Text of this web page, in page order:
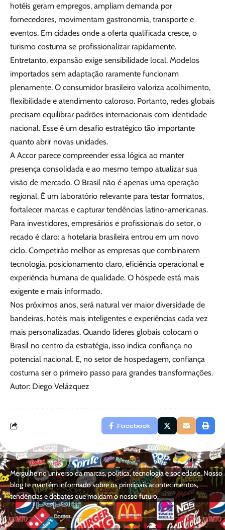
hotéis geram empregos, ampliam demanda por
fornecedores, movimentam gastronomia, transporte e
eventos. Em cidades onde a oferta qualificada cresce, o
turismo costuma se profissionalizar rapidamente.
Entretanto, expansão exige sensibilidade local. Modelos
importados sem adaptação raramente funcionam
plenamente. O consumidor brasileiro valoriza acolhimento,
flexibilidade e atendimento caloroso. Portanto, redes globais
precisam equilibrar padrões internacionais com identidade
nacional. Esse é um desafio estratégico tão importante
quanto abrir novas unidades.
A Accor parece compreender essa lógica ao manter
presença consolidada e ao mesmo tempo atualizar sua
visão de mercado. O Brasil não é apenas uma operação
regional. É um laboratório relevante para testar formatos,
fortalecer marcas e capturar tendências latino-americanas.
Para investidores, empresários e profissionais do setor, o
recado é claro: a hotelaria brasileira entrou em um novo
ciclo. Competirão melhor as empresas que combinarem
tecnologia, posicionamento claro, eficiência operacional e
experiência humana de qualidade. O hóspede está mais
exigente e mais informado.
Nos próximos anos, será natural ver maior diversidade de
bandeiras, hotéis mais inteligentes e experiências cada vez
mais personalizadas. Quando líderes globais colocam o
Brasil no centro da estratégia, isso indica confiança no
potencial nacional. E, no setor de hospedagem, confiança
costuma ser o primeiro passo para grandes transformações.
Autor: Diego Velázquez
Facebook
Mergulhe no universo da marcas, política, tecnologia e sociedade. Nosso
blog te mantém informado sobre os principais acontecimentos,
tendências e debates que moldam o nosso futuro.